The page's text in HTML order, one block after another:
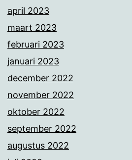
april 2023
maart 2023
februari 2023
januari 2023
december 2022
november 2022
oktober 2022
september 2022
augustus 2022